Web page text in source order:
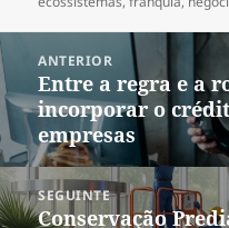
Navegação
de
Post
ANTERIOR
Post
anterior:
Entre a regra e a
incorporar o
empresas
SEGUINTE
Próximo
Conservação